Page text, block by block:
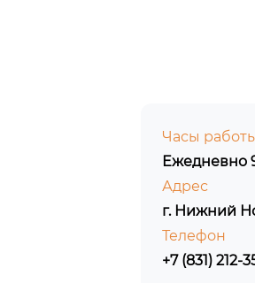
Часы
Ежедневно
Адрес
г. Нижний
Телефон
+7 (831) 212-